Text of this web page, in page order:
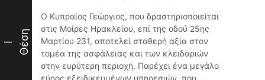
I Θέση
Ο Κυπραίος Γεώργιος, που δραστηριοποιείται
στις Μοίρες Ηρακλείου, επί της οδού 25ης
Μαρτίου 231, αποτελεί σταθερή αξία στον
τομέα της ασφάλειας και των κλειδαριών
στην ευρύτερη περιοχή. Παρέχει ένα μεγάλο
εύρος εξειδικευμένων υπηρεσιών, που ...